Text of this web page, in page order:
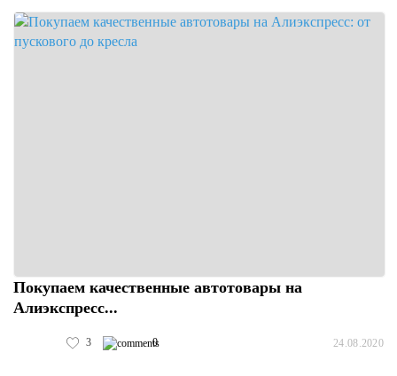
Покупаем качественные автотовары на
Алиэкспресс...
3 0 24.08.2020